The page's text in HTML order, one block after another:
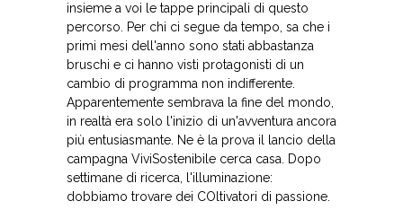
insieme a voi le tappe principali di questo
percorso. Per chi ci segue da tempo, sa che i
primi mesi dell'anno sono stati abbastanza
bruschi e ci hanno visti protagonisti di un
cambio di programma non indifferente.
Apparentemente sembrava la fine del mondo,
in realtà era solo l'inizio di un'avventura ancora
più entusiasmante. Ne è la prova il lancio della
campagna ViviSostenibile cerca casa. Dopo
settimane di ricerca, l'illuminazione:
dobbiamo trovare dei COltivatori di passione.